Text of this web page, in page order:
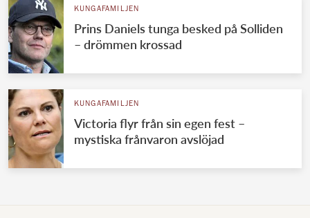
KUNGAFAMILJEN
Prins Daniels tunga besked på Solliden
– drömmen krossad
KUNGAFAMILJEN
Victoria flyr från sin egen fest –
mystiska frånvaron avslöjad